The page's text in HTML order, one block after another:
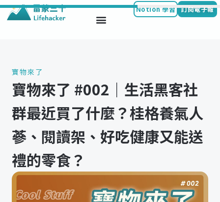
Notion 學習 訂閱電子報
寶物來了
寶物來了 #002｜生活黑客社
群最近買了什麼？桂格養氣人
蔘、閱讀架、好吃健康又能送
禮的零食？